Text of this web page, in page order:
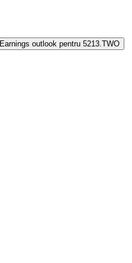
Earnings outlook pentru 5213.TWO